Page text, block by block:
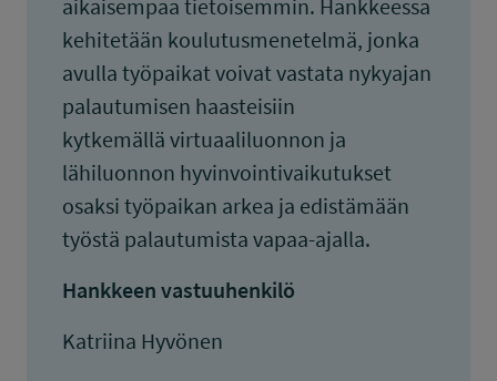
aikaisempaa tietoisemmin. Hankkeessa
kehitetään koulutusmenetelmä, jonka
avulla työpaikat voivat vastata nykyajan
palautumisen haasteisiin
kytkemällä virtuaaliluonnon ja
lähiluonnon hyvinvointivaikutukset
osaksi työpaikan arkea ja edistämään
työstä palautumista vapaa-ajalla.
Hankkeen vastuuhenkilö
Katriina Hyvönen